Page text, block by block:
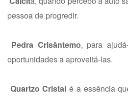
pessoa de progredir.
Pedra Crisântemo, para
oportunidades a aproveitá-las.
Quartzo Cristalé a essência